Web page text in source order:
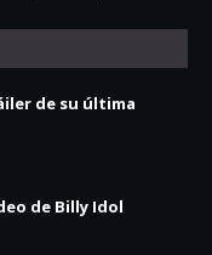
de su última
de Billy Idol